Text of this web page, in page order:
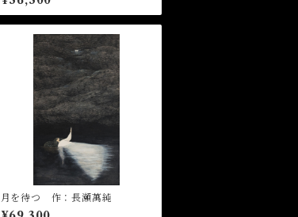
月を待つ 作：長瀬萬純